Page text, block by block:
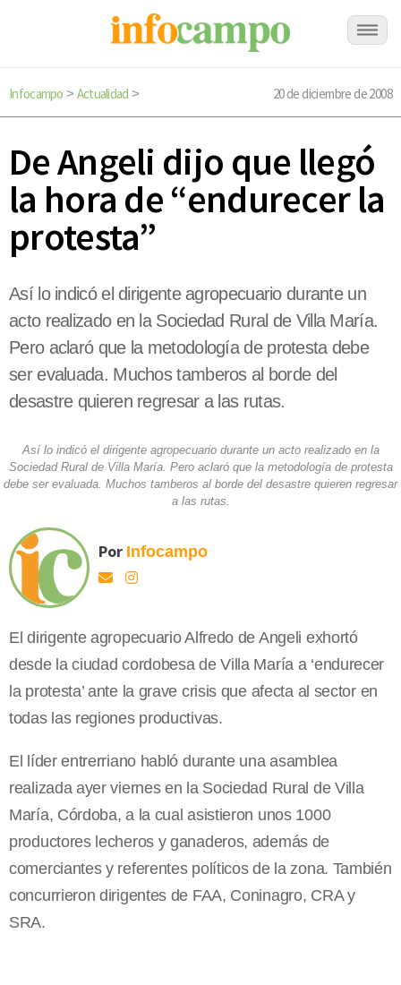
Infocampo > Actualidad > 20 de diciembre de 2008
De Angeli dijo que llegó
la hora de “endurecer la
protesta”
Así lo indicó el dirigente agropecuario durante un
acto realizado en la Sociedad Rural de Villa María.
Pero aclaró que la metodología de protesta debe
ser evaluada. Muchos tamberos al borde del
desastre quieren regresar a las rutas.
Así lo indicó el dirigente agropecuario durante un acto realizado en la
Sociedad Rural de Villa María. Pero aclaró que la metodología de protesta
debe ser evaluada. Muchos tamberos al borde del desastre quieren regresar
a las rutas.
Por Infocampo
El dirigente agropecuario Alfredo de Angeli exhortó
desde la ciudad cordobesa de Villa María a ‘endurecer
la protesta’ ante la grave crisis que afecta al sector en
todas las regiones productivas.
El líder entrerriano habló durante una asamblea
realizada ayer viernes en la Sociedad Rural de Villa
María, Córdoba, a la cual asistieron unos 1000
productores lecheros y ganaderos, además de
comerciantes y referentes políticos de la zona. También
concurrieron dirigentes de FAA, Coninagro, CRA y
SRA.